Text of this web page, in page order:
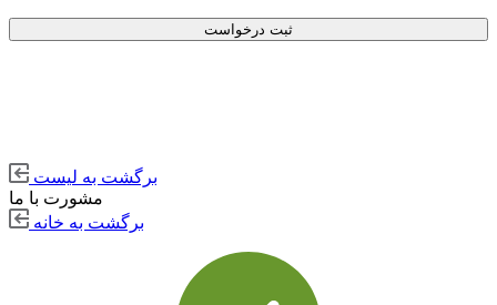
ثبت درخواست
برگشت به لیست
مشورت با ما
برگشت به خانه